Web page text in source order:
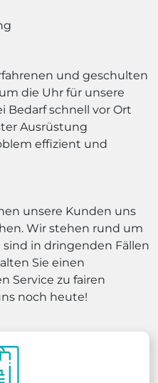
und geschulten
die Uhr für unsere
Bedarf schnell vor Ort
Ausrüstung
effizient und
unsere Kunden uns
Wir stehen rund um
in dringenden Fällen
Sie einen
Service zu fairen
noch heute!